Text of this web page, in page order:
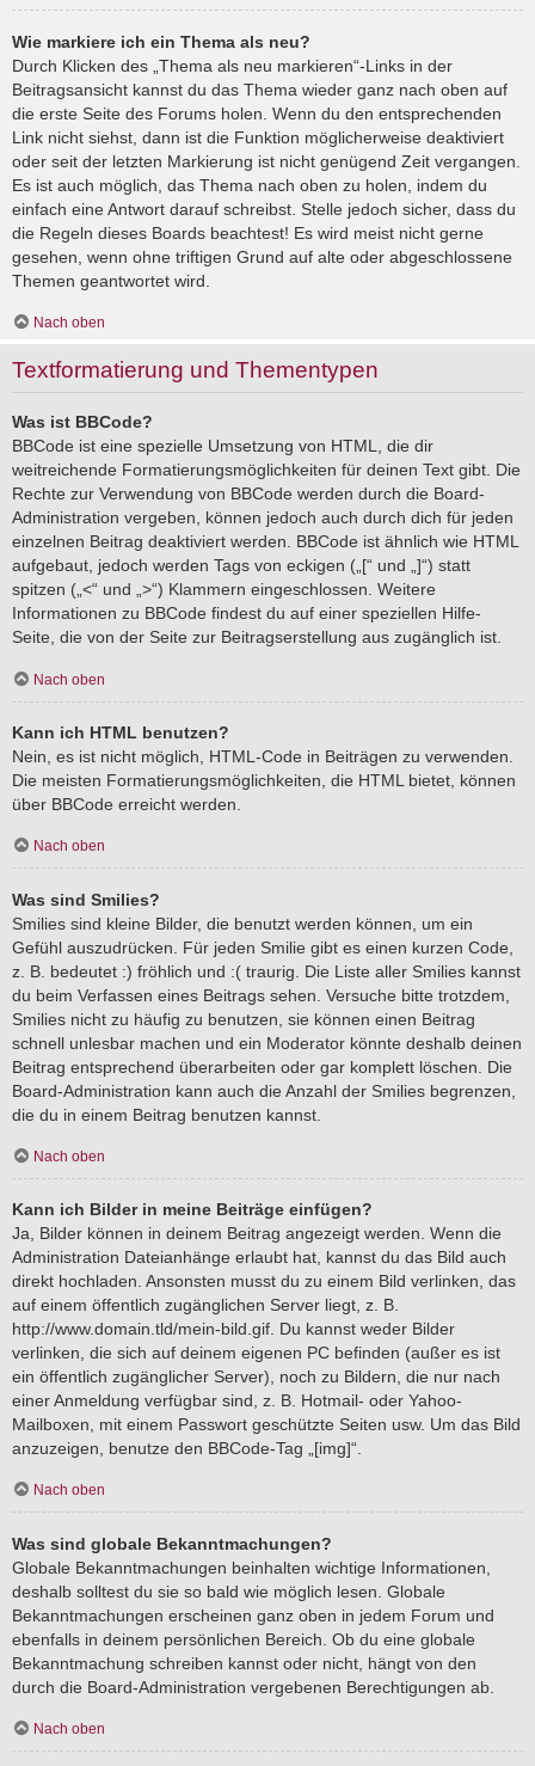
Wie markiere ich ein Thema als neu?
Durch Klicken des „Thema als neu markieren“-Links in der
Beitragsansicht kannst du das Thema wieder ganz nach oben auf
die erste Seite des Forums holen. Wenn du den entsprechenden
Link nicht siehst, dann ist die Funktion möglicherweise deaktiviert
oder seit der letzten Markierung ist nicht genügend Zeit vergangen.
Es ist auch möglich, das Thema nach oben zu holen, indem du
einfach eine Antwort darauf schreibst. Stelle jedoch sicher, dass du
die Regeln dieses Boards beachtest! Es wird meist nicht gerne
gesehen, wenn ohne triftigen Grund auf alte oder abgeschlossene
Themen geantwortet wird.
Nach oben
Textformatierung und Thementypen
Was ist BBCode?
BBCode ist eine spezielle Umsetzung von HTML, die dir
weitreichende Formatierungsmöglichkeiten für deinen Text gibt. Die
Rechte zur Verwendung von BBCode werden durch die Board-
Administration vergeben, können jedoch auch durch dich für jeden
einzelnen Beitrag deaktiviert werden. BBCode ist ähnlich wie HTML
aufgebaut, jedoch werden Tags von eckigen („[“ und „]“) statt
spitzen („<“ und „>“) Klammern eingeschlossen. Weitere
Informationen zu BBCode findest du auf einer speziellen Hilfe-
Seite, die von der Seite zur Beitragserstellung aus zugänglich ist.
Nach oben
Kann ich HTML benutzen?
Nein, es ist nicht möglich, HTML-Code in Beiträgen zu verwenden.
Die meisten Formatierungsmöglichkeiten, die HTML bietet, können
über BBCode erreicht werden.
Nach oben
Was sind Smilies?
Smilies sind kleine Bilder, die benutzt werden können, um ein
Gefühl auszudrücken. Für jeden Smilie gibt es einen kurzen Code,
z. B. bedeutet :) fröhlich und :( traurig. Die Liste aller Smilies kannst
du beim Verfassen eines Beitrags sehen. Versuche bitte trotzdem,
Smilies nicht zu häufig zu benutzen, sie können einen Beitrag
schnell unlesbar machen und ein Moderator könnte deshalb deinen
Beitrag entsprechend überarbeiten oder gar komplett löschen. Die
Board-Administration kann auch die Anzahl der Smilies begrenzen,
die du in einem Beitrag benutzen kannst.
Nach oben
Kann ich Bilder in meine Beiträge einfügen?
Ja, Bilder können in deinem Beitrag angezeigt werden. Wenn die
Administration Dateianhänge erlaubt hat, kannst du das Bild auch
direkt hochladen. Ansonsten musst du zu einem Bild verlinken, das
auf einem öffentlich zugänglichen Server liegt, z. B.
http://www.domain.tld/mein-bild.gif. Du kannst weder Bilder
verlinken, die sich auf deinem eigenen PC befinden (außer es ist
ein öffentlich zugänglicher Server), noch zu Bildern, die nur nach
einer Anmeldung verfügbar sind, z. B. Hotmail- oder Yahoo-
Mailboxen, mit einem Passwort geschützte Seiten usw. Um das Bild
anzuzeigen, benutze den BBCode-Tag „[img]“.
Nach oben
Was sind globale Bekanntmachungen?
Globale Bekanntmachungen beinhalten wichtige Informationen,
deshalb solltest du sie so bald wie möglich lesen. Globale
Bekanntmachungen erscheinen ganz oben in jedem Forum und
ebenfalls in deinem persönlichen Bereich. Ob du eine globale
Bekanntmachung schreiben kannst oder nicht, hängt von den
durch die Board-Administration vergebenen Berechtigungen ab.
Nach oben